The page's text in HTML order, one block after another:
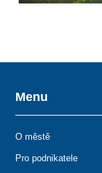
Menu
O městě
Pro podnikatele